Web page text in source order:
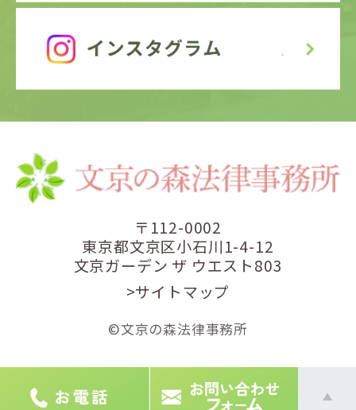
〒112-0002
東京都文京区小石川1-4-12
文京ガーデン ザ ウエスト803
>サイトマップ
©文京の森法律事務所